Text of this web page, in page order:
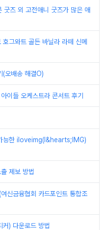
굿즈 외 고전애니 굿즈가 많은 애
그와트 골든 바닐라 라떼 신메
(오배송 해결O)
이들 오케스트라 콘서트 후기
능한 iloveimg(I&hearts;IMG)
제보 방법
신금융협회 카드포인트 통합조
커) 다운로드 방법